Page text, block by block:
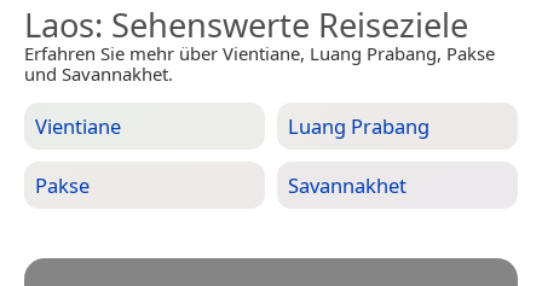
Laos: Sehenswerte Reiseziele
Erfahren Sie mehr über Vientiane, Luang Prabang, Pakse
und Savannakhet.
Vientiane Luang Prabang
Pakse Savannakhet